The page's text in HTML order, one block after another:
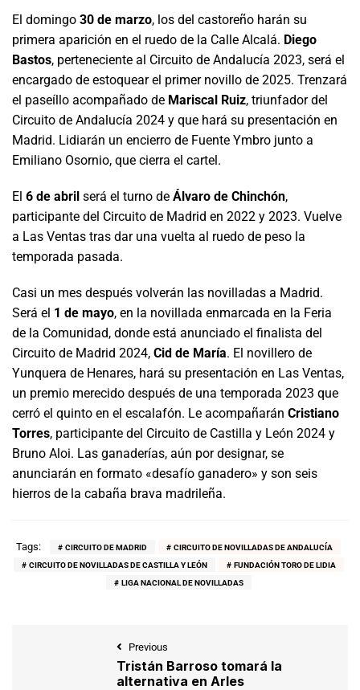
El domingo 30 de marzo, los del castoreño harán su
primera aparición en el ruedo de la Calle Alcalá. Diego
Bastos, perteneciente al Circuito de Andalucía 2023, será el
encargado de estoquear el primer novillo de 2025. Trenzará
el paseíllo acompañado de Mariscal Ruiz, triunfador del
Circuito de Andalucía 2024 y que hará su presentación en
Madrid. Lidiarán un encierro de Fuente Ymbro junto a
Emiliano Osornio, que cierra el cartel.
El 6 de abril será el turno de Álvaro de Chinchón,
participante del Circuito de Madrid en 2022 y 2023. Vuelve
a Las Ventas tras dar una vuelta al ruedo de peso la
temporada pasada.
Casi un mes después volverán las novilladas a Madrid.
Será el 1 de mayo, en la novillada enmarcada en la Feria
de la Comunidad, donde está anunciado el finalista del
Circuito de Madrid 2024, Cid de María. El novillero de
Yunquera de Henares, hará su presentación en Las Ventas,
un premio merecido después de una temporada 2023 que
cerró el quinto en el escalafón. Le acompañarán Cristiano
Torres, participante del Circuito de Castilla y León 2024 y
Bruno Aloi. Las ganaderías, aún por designar, se
anunciarán en formato «desafío ganadero» y son seis
hierros de la cabaña brava madrileña.
Tags: CIRCUITO DE MADRID
CIRCUITO DE NOVILLADAS DE ANDALUCÍA
CIRCUITO DE NOVILLADAS DE CASTILLA Y LEÓN
FUNDACIÓN TORO DE LIDIA
LIGA NACIONAL DE NOVILLADAS
Previous
Tristán Barroso tomará la
alternativa en Arles